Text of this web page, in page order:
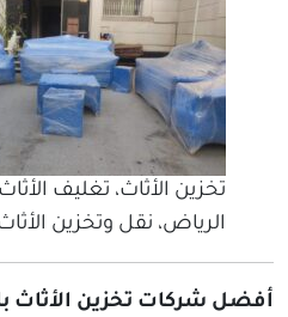
تخزين الأثاث، تغليف
الرياض، نقل وتخزين
أفضل شركات تخزين الأثاث